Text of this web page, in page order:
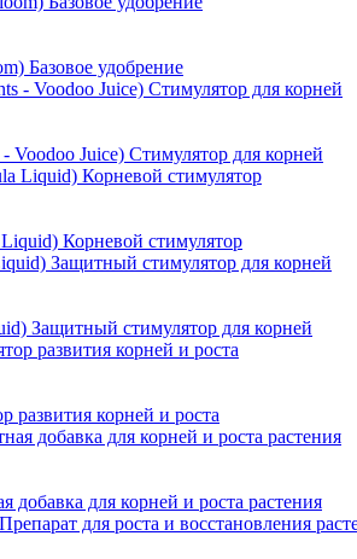
Базовое удобрение
Juice) Стимулятор для корней
Корневой стимулятор
Защитный стимулятор для корней
корней и роста
для корней и роста растения